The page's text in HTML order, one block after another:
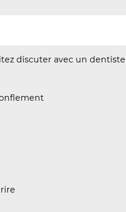
discuter avec un dentiste